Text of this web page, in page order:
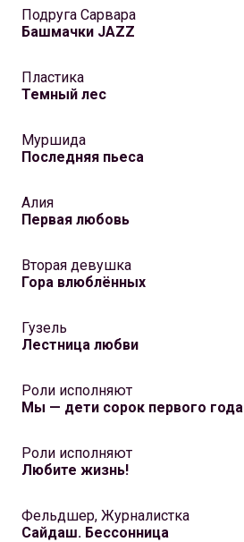
Подруга Сарвара
Башмачки JAZZ
Пластика
Темный лес
Муршида
Последняя пьеса
Алия
Первая любовь
Вторая девушка
Гора влюблённых
Гузель
Лестница любви
Роли исполняют
Мы — дети сорок первого года
Роли исполняют
Любите жизнь!
Фельдшер, Журналистка
Сайдаш. Бессонница